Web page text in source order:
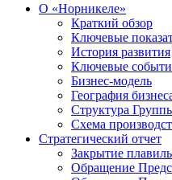
О «Норникеле»
Краткий обзор
Ключевые
История развития
Ключевые
Бизнес-модель
География
Структура
Схема
Стратегический отчет
Закрытие
Обращение